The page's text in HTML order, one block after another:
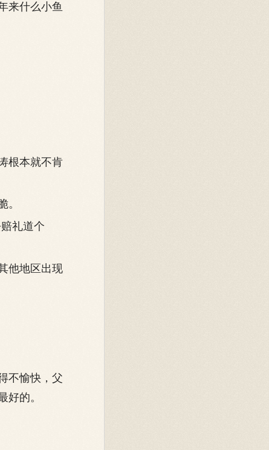
来什么小鱼
根本就不肯
。
礼道个
他地区出现
不愉快，父
好的。